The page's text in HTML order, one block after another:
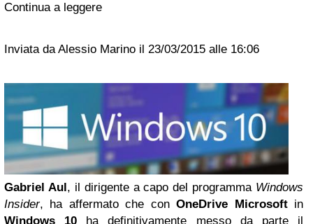
Continua a leggere
Inviata da Alessio Marino il 23/03/2015 alle 16:06
Gabriel Aul, il dirigente a capo del programma Windows
Insider, ha affermato che conOneDrive Microsoft in
Windows 10 ha definitivamente messo da parte il